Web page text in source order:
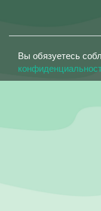
Вы обязуетесь